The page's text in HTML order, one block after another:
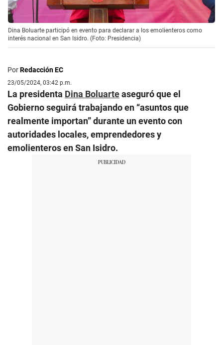
Dina Boluarte participó en evento para declarar a los emolienteros como
interés nacional en San Isidro. (Foto: Presidencia)
PorRedacción EC
23/05/2024, 03:42 p.m.
La presidenta Dina Boluarteaseguró que el
Gobierno seguirá trabajando en “asuntos que
realmente importan” durante un evento con
autoridades locales, emprendedores y
emolienteros en San Isidro.